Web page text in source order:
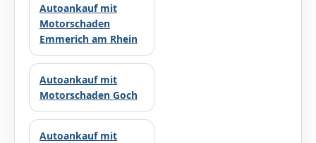
Autoankauf mit
Motorschaden
Emmerich am Rhein
Autoankauf mit
Motorschaden Goch
Autoankauf mit